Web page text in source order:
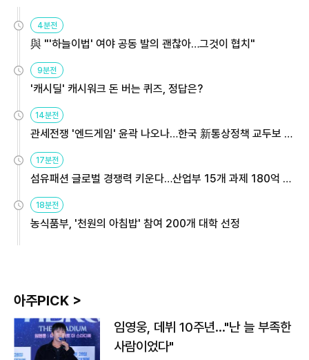
4분전
與 "'하늘이법' 여야 공동 발의 괜찮아…그것이 협치"
9분전
'캐시딜' 캐시워크 돈 버는 퀴즈, 정답은?
14분전
관세전쟁 '엔드게임' 윤곽 나오나…한국 新통상정책 교두보 활
용해야
17분전
섬유패션 글로벌 경쟁력 키운다…산업부 15개 과제 180억 지
원
18분전
농식품부, '천원의 아침밥' 참여 200개 대학 선정
아주PICK >
임영웅, 데뷔 10주년…"난 늘 부족한
사람이었다"